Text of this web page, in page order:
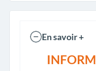
En savoir +